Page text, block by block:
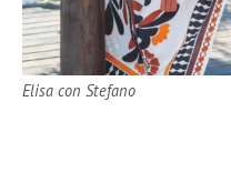
Elisa con Stefano